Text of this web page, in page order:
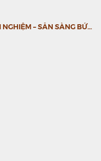
DU LỊCH TRẢI NGHIỆM – SẴN SÀNG BỨT PHÁ CÙNG MC VIỆT NAM